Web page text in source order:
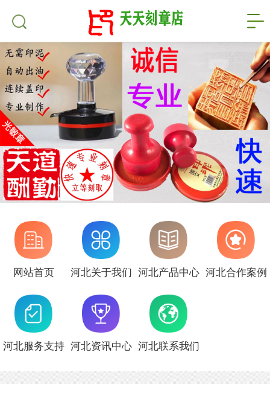
网站首页 河北关于我们 河北产品中心 河北合作案例
河北服务支持 河北资讯中心 河北联系我们